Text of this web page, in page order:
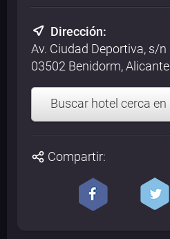
Dirección:
Av. Ciudad Deportiva, s/n
03502 Benidorm, Alicante
Buscar hotel cerca en
Compartir: